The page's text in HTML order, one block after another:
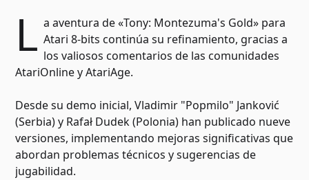
L a aventura de «Tony: Montezuma's Gold» para
Atari 8-bits continúa su refinamiento, gracias a
los valiosos comentarios de las comunidades
AtariOnline y AtariAge.
Desde su demo inicial, Vladimir "Popmilo" Janković
(Serbia) y Rafał Dudek (Polonia) han publicado nueve
versiones, implementando mejoras significativas que
abordan problemas técnicos y sugerencias de
jugabilidad.